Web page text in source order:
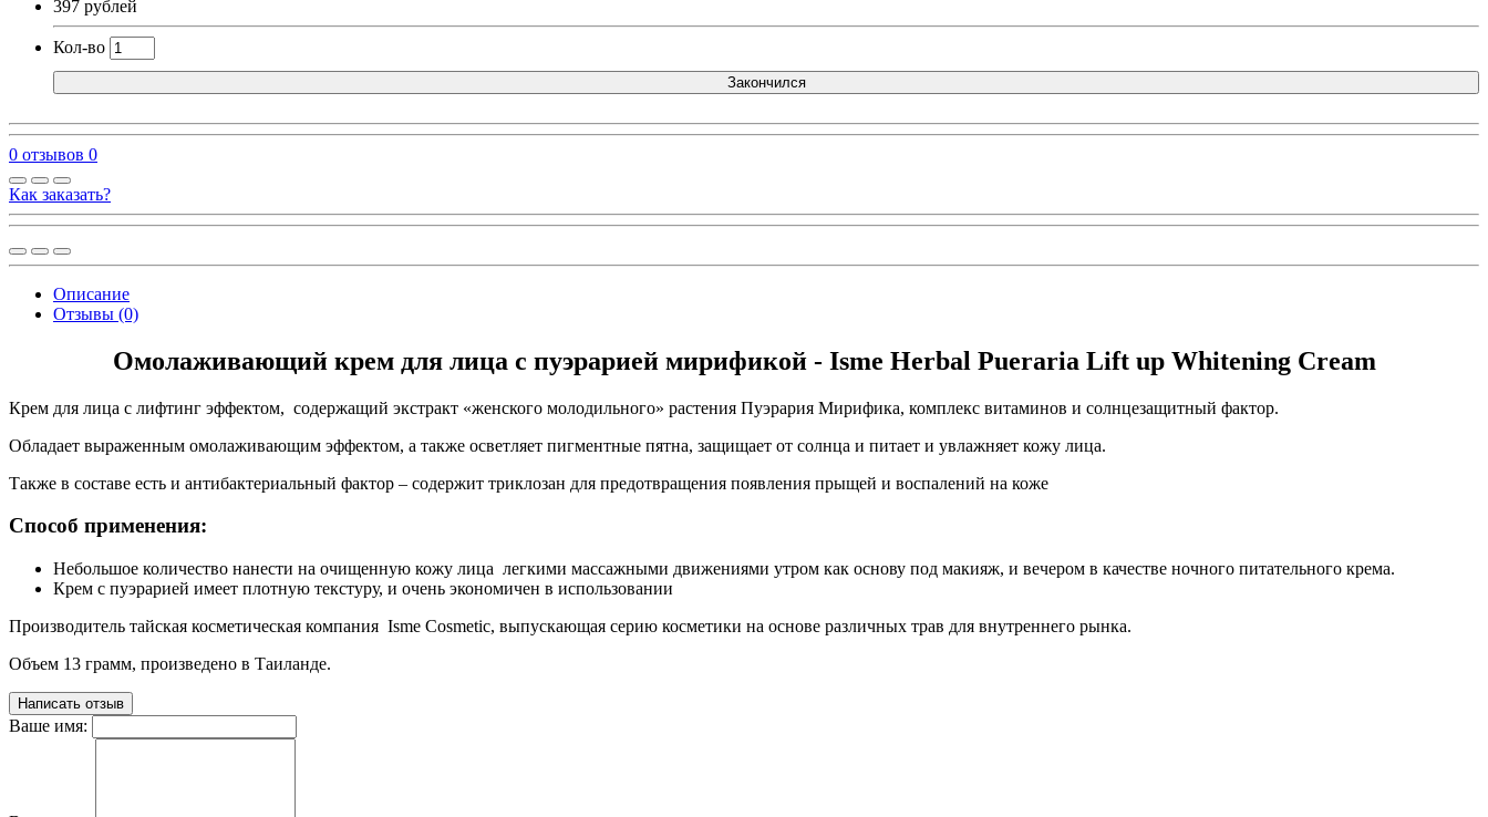
397 рублей
Кол-во
Закончился
0 отзывов 0
Как заказать?
Описание
Отзывы (0)
Омолаживающий крем для лица с пуэрарией мирификой - Isme Herbal Pueraria Lift up Whitening Cream
Крем для лица с лифтинг эффектом, содержащий экстракт «женского молодильного» растения Пуэрария Мирифика, комплекс витаминов и солнцезащитный фактор.
Обладает выраженным омолаживающим эффектом, а также осветляет пигментные пятна, защищает от солнца и питает и увлажняет кожу лица.
Также в составе есть и антибактериальный фактор – содержит триклозан для предотвращения появления прыщей и воспалений на коже
Способ применения:
Небольшое количество нанести на очищенную кожу лица легкими массажными движениями утром как основу под макияж, и вечером в качестве ночного питательного крема.
Крем с пуэрарией имеет плотную текстуру, и очень экономичен в использовании
Производитель тайская косметическая компания Isme Cosmetic, выпускающая серию косметики на основе различных трав для внутреннего рынка.
Объем 13 грамм, произведено в Таиланде.
Написать отзыв
Ваше имя: